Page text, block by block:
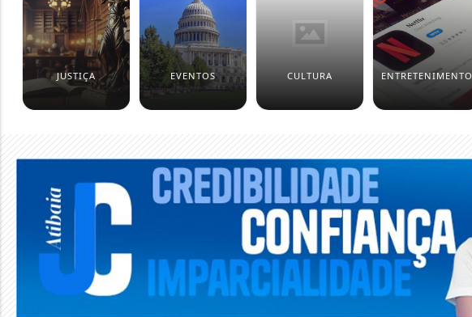
JUSTIÇA EVENTOS CULTURA ENTRETENIMENTO